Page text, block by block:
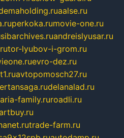
aalse.ru
perkoka.rumovie-one.ru
sibarchives.ruandreislyusar.ru
tor-lyubov-i-grom.ru
evro-dez.ru
avtopomosch27.ru
delanalad.ru
aria-family.ruroadli.ru
trade-farm.ru